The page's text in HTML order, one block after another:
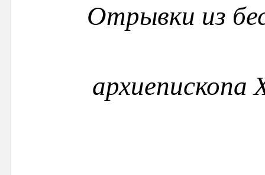
Отрывки из
архиепископа